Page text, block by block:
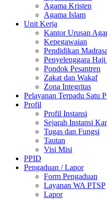
Agama Kristen
Agama Islam
Unit Kerja
Kantor Urusan
Kepegawaian
Pendidikan
Penyelenggara
Pondok Pesantren
Zakat dan Wakaf
Zona Integritas
Pelayanan Terpadu Satu
Profil
Profil Instansi
Sejarah Instansi
Tugas dan Fungsi
Tautan
Visi Misi
PPID
Pengaduan / Lapor
Form Pengaduan
Layanan WA PTSP
Lapor